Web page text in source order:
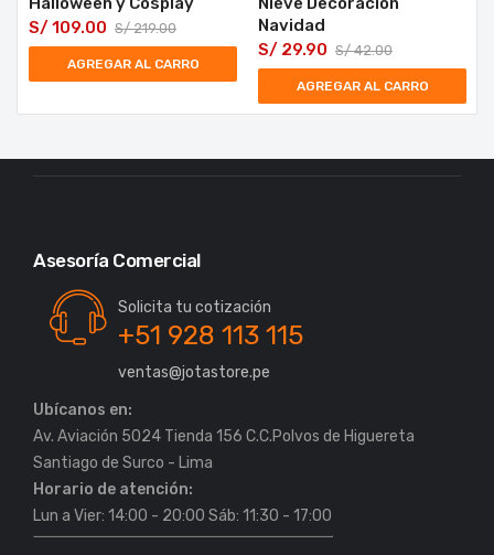
S/219.00
S/109.00
AGREGAR AL CARRO
Navidad
S/42.00
S/ 29.90
AGREGAR AL CARRO
Asesoría Comercial
Solicita tu cotización
+51 928 113 115
ventas@jotastore.pe
Ubícanos en:
Av. Aviación 5024 Tienda 156 C.C.Polvos de Higuereta
Horario de atención:
Lun a Vier: 14:00 - 20:00 Sáb: 11:30 - 17:00